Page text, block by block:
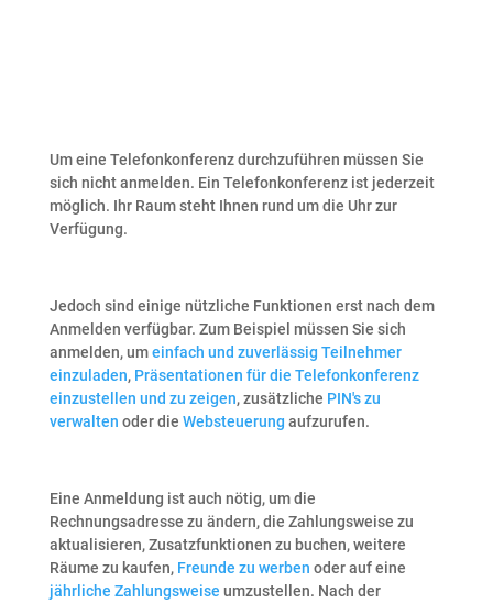
Um eine Telefonkonferenz durchzuführen müssen Sie
sich nicht anmelden. Ein Telefonkonferenz ist jederzeit
möglich. Ihr Raum steht Ihnen rund um die Uhr zur
Verfügung.
Jedoch sind einige nützliche Funktionen erst nach dem
Anmelden verfügbar. Zum Beispiel müssen Sie sich
anmelden, umeinfach und zuverlässig Teilnehmer
einzuladen, Präsentationen für die Telefonkonferenz
einzustellen und zu zeigen, zusätzliche PIN's zu
verwalten oder die Websteuerung aufzurufen.
Eine Anmeldung ist auch nötig, um die
Rechnungsadresse zu ändern, die Zahlungsweise zu
aktualisieren, Zusatzfunktionen zu buchen, weitere
Räume zu kaufen, Freunde zu werben oder auf eine
jährliche Zahlungsweise umzustellen. Nach der